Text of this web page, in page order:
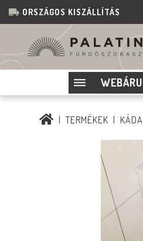
ORSZÁGOS KISZÁLLÍTÁS
TERMÉKEK